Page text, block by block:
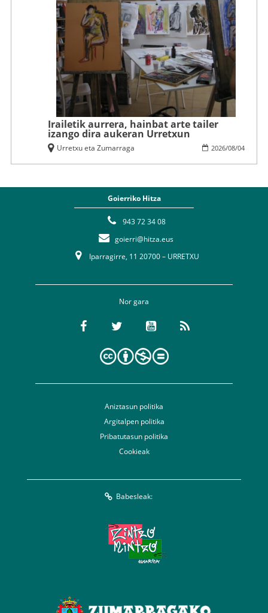
Irailetik aurrera, hainbat arte tailer
izango dira aukeran Urretxun
2026/08/04
Urretxu eta Zumarraga
Goierriko Hitza
943 72 34 08
goierri@hitza.eus
Iparragirre, 11 20700 – URRETXU
Nor gara
Aniztasun politika
Argitalpen politika
Pribatutasun politika
Cookieak
Babesleak: